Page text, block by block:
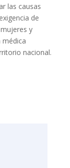
las causas
de
y
médica
nacional.